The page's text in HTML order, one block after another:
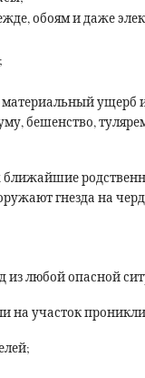
обоям и даже
ущерб
бешенство,
ближайшие
гнезда на
из любой опасной
на участок